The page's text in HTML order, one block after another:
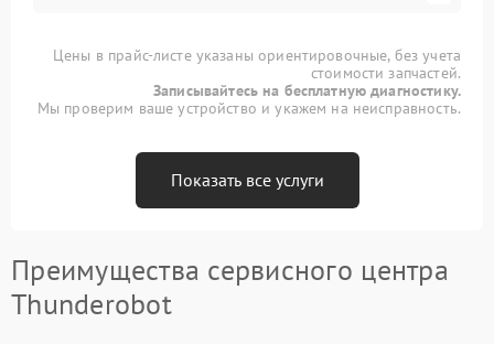
Цены в прайс-листе указаны ориентировочные, без учета
стоимости запчастей.
Записывайтесь на бесплатную диагностику.
Мы проверим ваше устройство и укажем на неисправность.
Показать все услуги
Преимущества сервисного центра
Thunderobot